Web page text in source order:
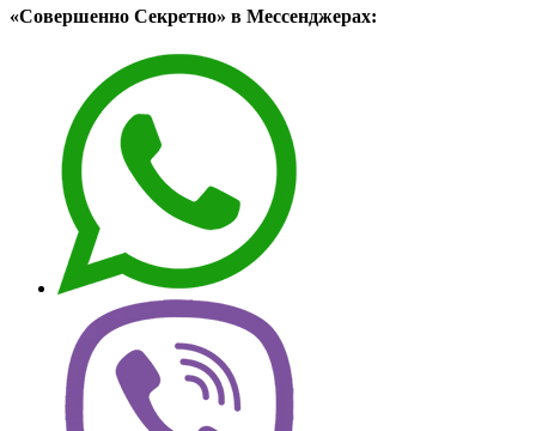
«Совершенно Секретно» в Мессенджерах: